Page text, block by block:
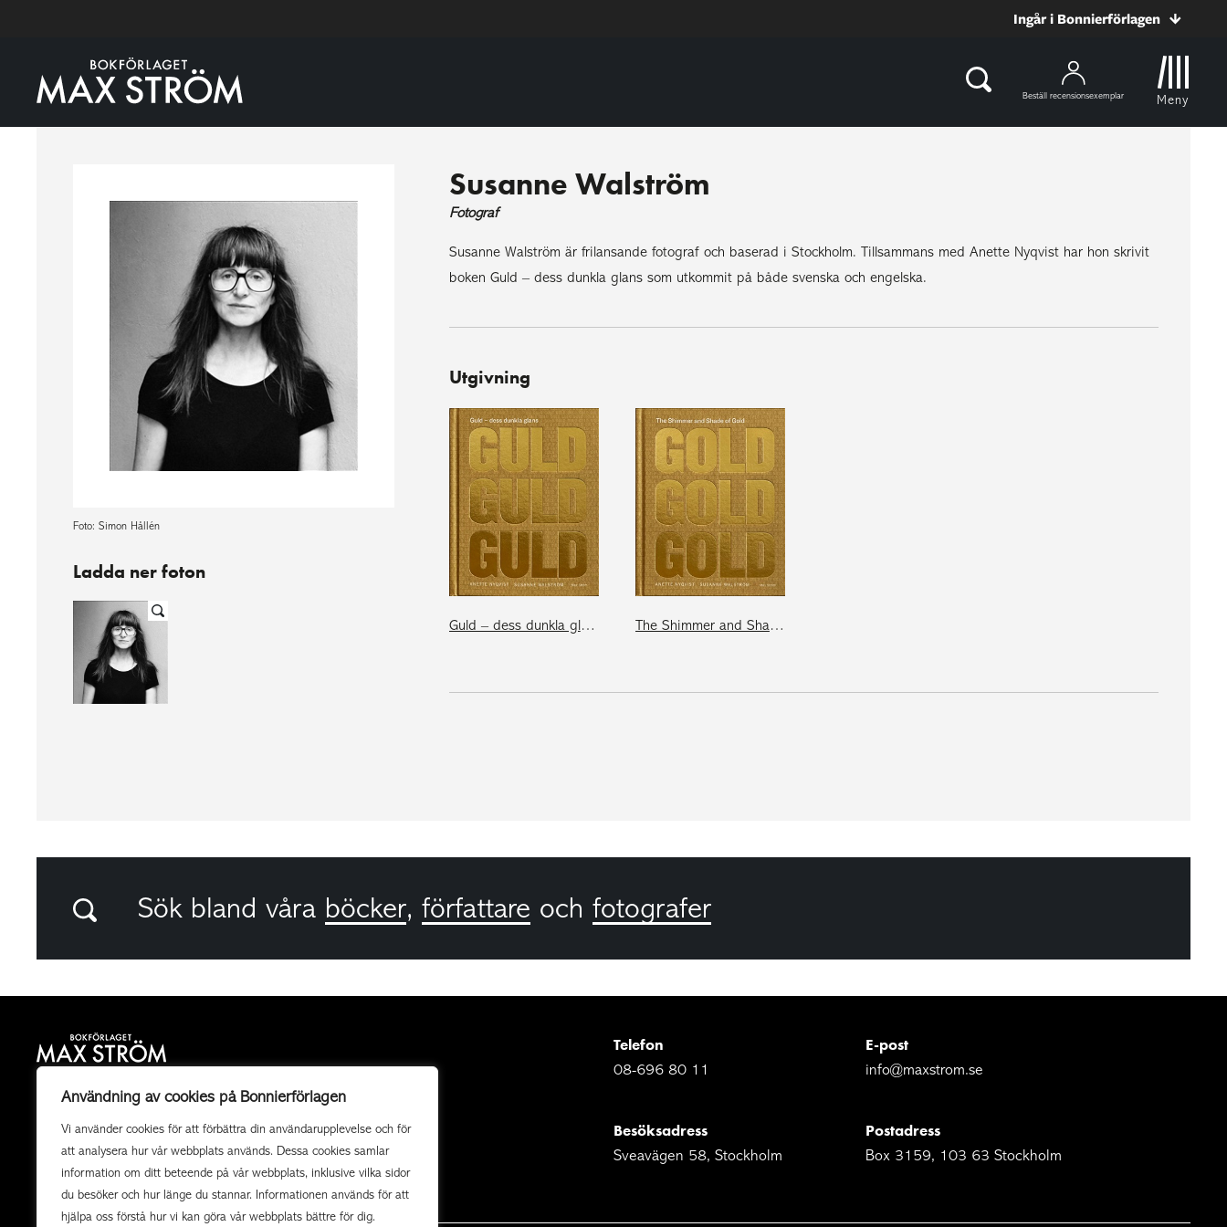
Användning av cookies på Bonnierförlagen
Vi använder cookies för att förbättra din användarupplevelse och för
att analysera hur vår webbplats används. Dessa cookies samlar
information om ditt beteende på vår webbplats, inklusive vilka sidor
du besöker och hur länge du stannar. Informationen används för att
hjälpa oss förstå hur vi kan göra vår webbplats bättre för dig.
Ingår i Bonnierförlagen
Beställ recensionsexemplar Meny
Foto: Simon Hållén
Ladda ner foton
Susanne Walström
Fotograf
Susanne Walström är frilansande fotograf och baserad i Stockholm. Tillsammans med Anette Nyqvist har hon skrivit
boken Guld – dess dunkla glans som utkommit på både svenska och engelska.
Utgivning
Guld – dess dunkla glans The Shimmer and Shade of Gold
Sök bland våra böcker, författare och fotografer
Bokförlaget Max Ström är ett allmänutgivande
utgivare av illustrerade böcker. Vi producerar också
uppdragsböcker av högsta kvalitet i samarbete med
organisationer och företag.
Telefon
08-696 80 11
E-post
info@maxstrom.se
Besöksadress
Sveavägen 58, Stockholm
Postadress
Box 3159, 103 63 Stockholm